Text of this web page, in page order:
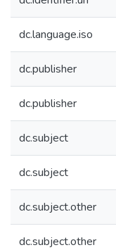
dc.language.iso
dc.publisher
dc.publisher
dc.subject
dc.subject
dc.subject.other
dc.subject.other